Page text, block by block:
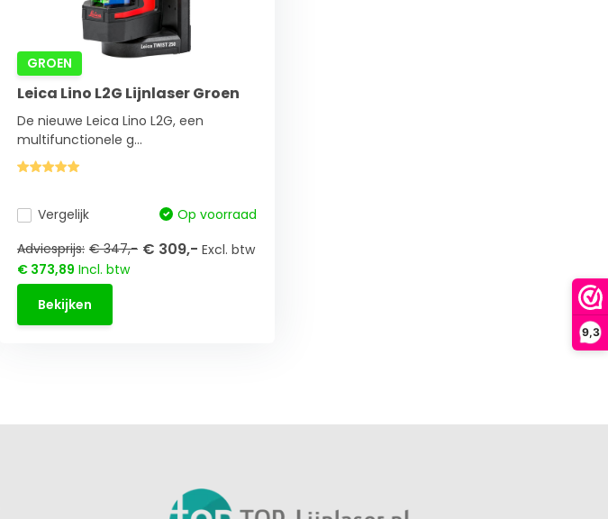
9,3
GROEN
Leica Lino L2G Lijnlaser Groen
De nieuwe Leica Lino L2G, een
multifunctionele g...
Vergelijk
Op voorraad
Adviesprijs: € 347,- € 309,- Excl. btw
€ 373,89 Incl. btw
Bekijken